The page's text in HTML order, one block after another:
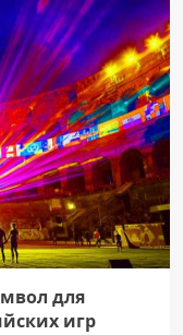
для
игр